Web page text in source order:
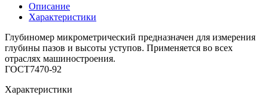
Описание
Характеристики
Глубиномер микрометрический предназначен для измерения
глубины пазов и высоты уступов. Применяется во всех
отраслях машиностроения.
ГОСТ7470-92
Характеристики